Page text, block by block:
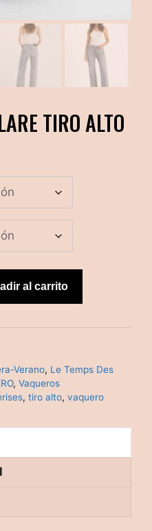
TIRO ALTO
al carrito
Verano, Le Temps Des
, Vaqueros
, tiro alto, vaquero